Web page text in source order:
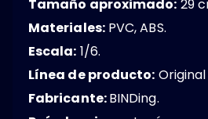
Tamaño aproximado: 29
Materiales:PVC, ABS.
Escala: 1/6.
Línea de producto:
Fabricante:BINDing.